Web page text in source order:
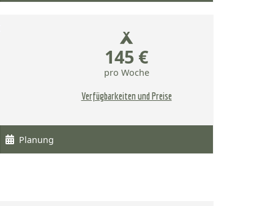
145 €
pro Woche
Verfügbarkeiten und Preise
Planung